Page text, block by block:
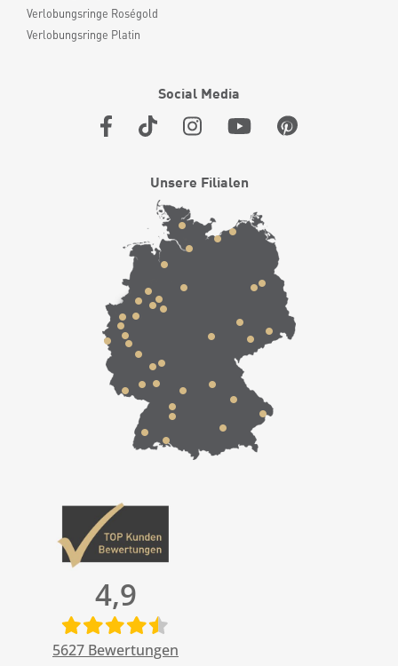
Verlobungsringe Roségold
Verlobungsringe Platin
Social Media
Unsere Filialen
4,9
5627 Bewertungen